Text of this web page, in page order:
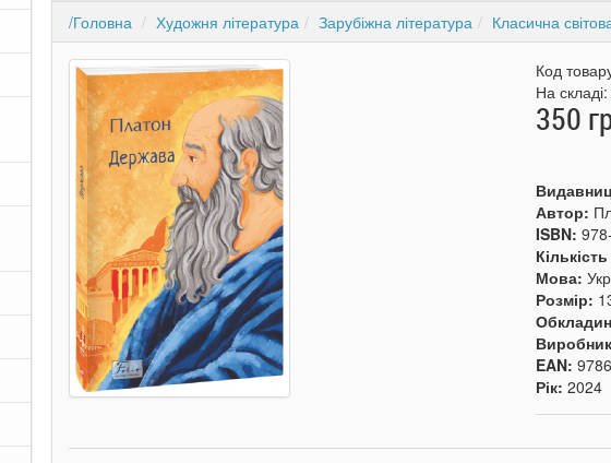
/Головна Художня література Зарубіжна література Класична
Код
На складі:
350
Автор:
ISBN:
Мова:
Розмір:
EAN:
Рік:2024